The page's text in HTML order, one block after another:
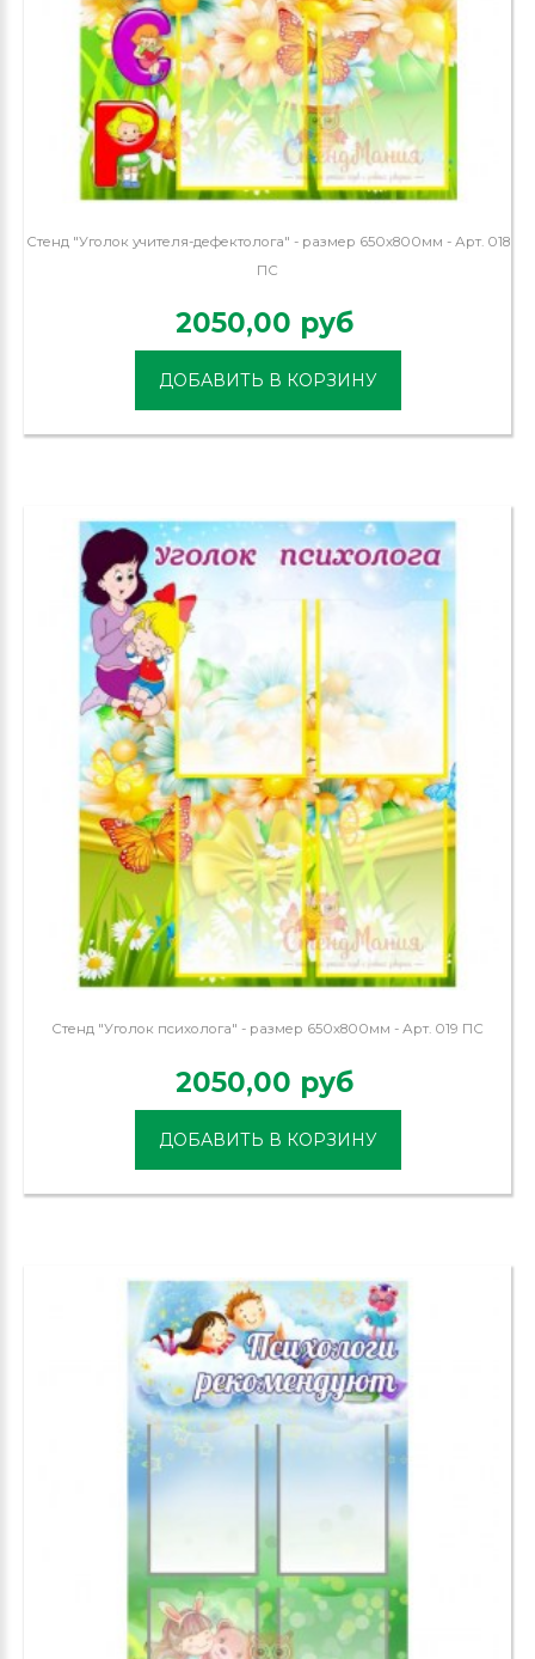
Стенд "Уголок учителя-дефектолога" - размер 650х800мм - Арт. 018
ПС
2050,00 руб
ДОБАВИТЬ В КОРЗИНУ
Стенд "Уголок психолога" - размер 650х800мм - Арт. 019 ПС
2050,00 руб
ДОБАВИТЬ В КОРЗИНУ